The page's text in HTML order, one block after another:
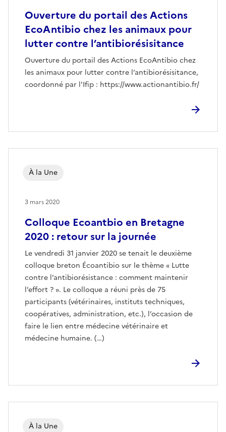
Ouverture du portail des Actions
EcoAntibio chez les animaux pour
lutter contre l’antibiorésisitance
Ouverture du portail des Actions EcoAntibio chez
les animaux pour lutter contre l’antibiorésisitance,
coordonné par l'Ifip : https://www.actionantibio.fr/
Colloque Ecoantbio en Bretagne
2020 : retour sur la journée
Le vendredi 31 janvier 2020 se tenait le deuxième
colloque breton Écoantibio sur le thème « Lutte
contre l’antibiorésistance : comment maintenir
l’effort ? ». Le colloque a réuni près de 75
participants (vétérinaires, instituts techniques,
coopératives, administration, etc.), l’occasion de
faire le lien entre médecine vétérinaire et
médecine humaine. (…)
À la Une
3 mars 2020
À la Une